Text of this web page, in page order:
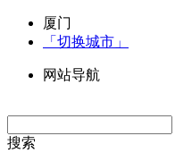
厦门
「切换城市」
网站导航
搜索